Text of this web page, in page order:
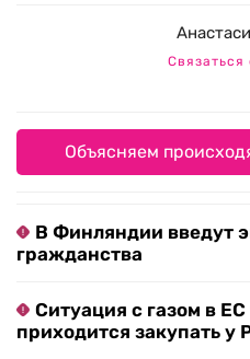
Связаться
Объясняем
В Финляндии введут
гражданства
Ситуация с газом в ЕС
приходится закупать у